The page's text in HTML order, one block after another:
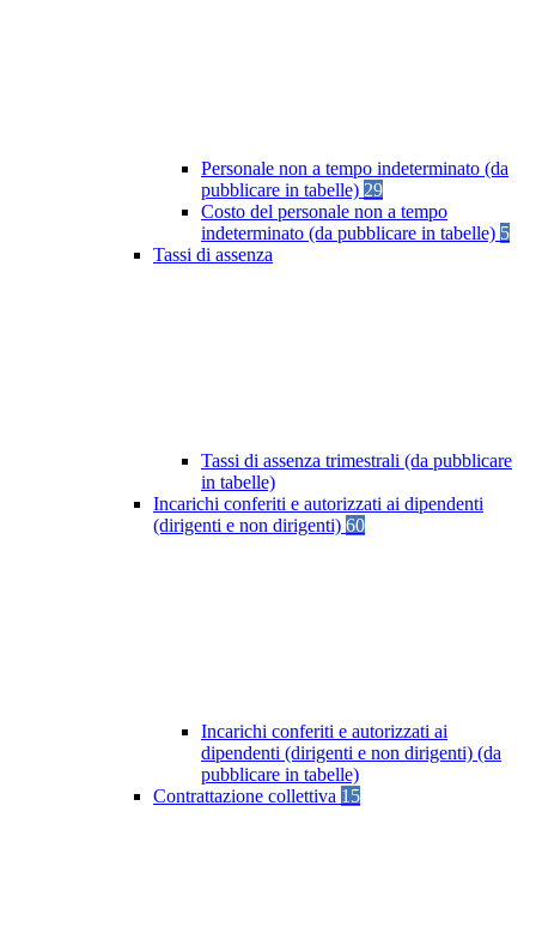
Personale non a tempo indeterminato (da
pubblicare in tabelle) 29
Costo del personale non a tempo
indeterminato (da pubblicare in tabelle) 5
Tassi di assenza
Tassi di assenza trimestrali (da pubblicare
in tabelle)
Incarichi conferiti e autorizzati ai dipendenti
(dirigenti e non dirigenti) 60
Incarichi conferiti e autorizzati ai
dipendenti (dirigenti e non dirigenti) (da
pubblicare in tabelle)
Contrattazione collettiva 15